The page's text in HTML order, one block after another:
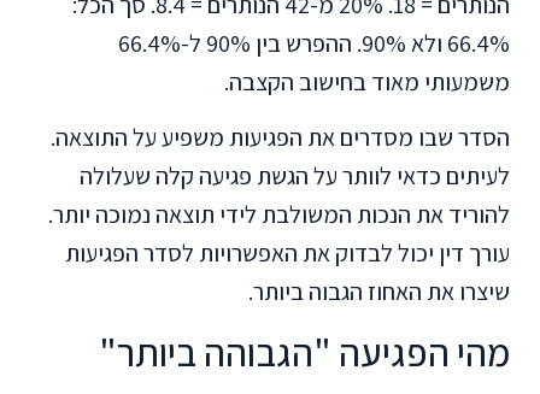
66.4% ולא 90%. ההפרש בין 90% ל-66.4%
משמעותי מאוד בחישוב הקצבה.
הסדר שבו מסדרים את הפגיעות משפיע על התוצאה.
לעיתים כדאי לוותר על הגשת פגיעה קלה שעלולה
להוריד את הנכות המשולבת לידי תוצאה נמוכה יותר.
עורך דין יכול לבדוק את האפשרויות לסדר הפגיעות
שיצרו את האחוז הגבוה ביותר.
מהי הפגיעה "הגבוהה ביותר"